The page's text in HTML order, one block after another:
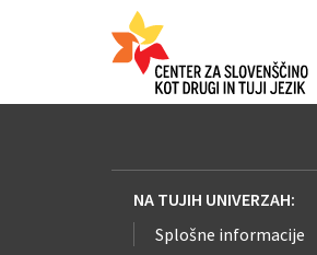
NA TUJIH UNIVERZAH:
Splošne informacije